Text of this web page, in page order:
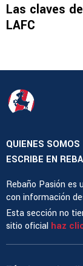
Las claves
LAFC
QUIENES SOMOS
ESCRIBE EN
Rebaño Pasión es
con información
Esta sección no
sitio oficial haz